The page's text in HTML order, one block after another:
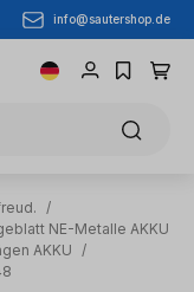
info@sautershop.de
/
NE-Metalle AKKU
AKKU
/